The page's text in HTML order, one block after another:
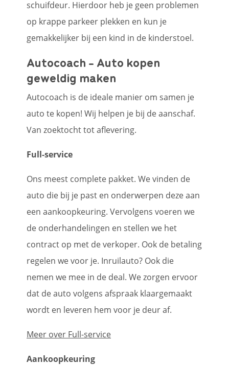
schuifdeur. Hierdoor heb je geen problemen
op krappe parkeer plekken en kun je
gemakkelijker bij een kind in de kinderstoel.
Autocoach - Auto kopen
geweldig maken
Autocoach is de ideale manier om samen je
auto te kopen! Wij helpen je bij de aanschaf.
Van zoektocht tot aflevering.
Full-service
Ons meest complete pakket. We vinden de
auto die bij je past en onderwerpen deze aan
een aankoopkeuring. Vervolgens voeren we
de onderhandelingen en stellen we het
contract op met de verkoper. Ook de betaling
regelen we voor je. Inruilauto? Ook die
nemen we mee in de deal. We zorgen ervoor
dat de auto volgens afspraak klaargemaakt
wordt en leveren hem voor je deur af.
Meer over Full-service
Aankoopkeuring